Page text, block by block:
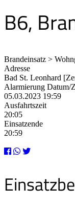
B6,
Brandeinsatz >
Adresse
Bad St. Leonhard
Alarmierung Datum/
05.03.2023 19:59
Ausfahrtszeit
20:05
Einsatzende
20:59